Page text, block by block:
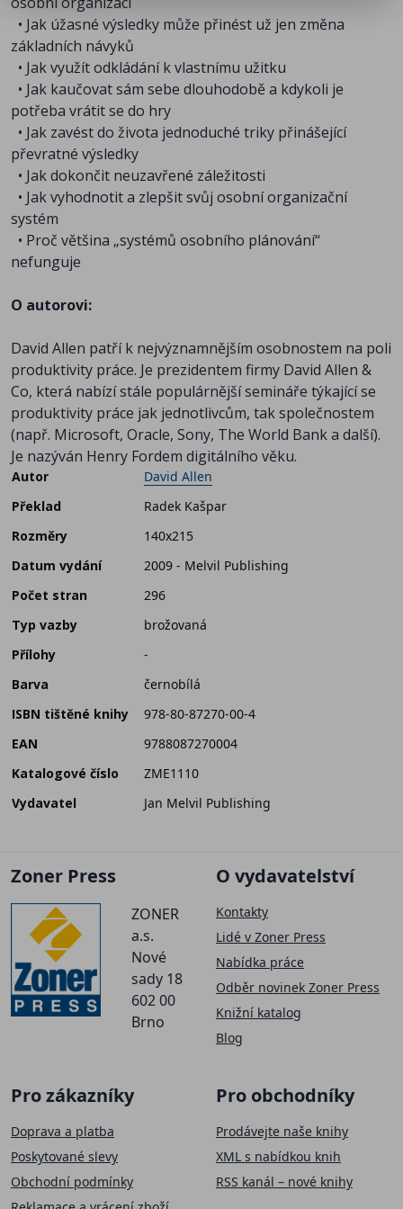
• Jak úžasné výsledky může přinést už jen změna
základních návyků
• Jak využít odkládání k vlastnímu užitku
• Jak kaučovat sám sebe dlouhodobě a kdykoli je
potřeba vrátit se do hry
• Jak zavést do života jednoduché triky přinášející
převratné výsledky
• Jak dokončit neuzavřené záležitosti
• Jak vyhodnotit a zlepšit svůj osobní organizační
systém
• Proč většina „systémů osobního plánování“
nefunguje
O autorovi:
David Allen patří k nejvýznamnějším osobnostem na poli
produktivity práce. Je prezidentem firmy David Allen &
Co, která nabízí stále populárnější semináře týkající se
produktivity práce jak jednotlivcům, tak společnostem
(např. Microsoft, Oracle, Sony, The World Bank a další).
Je nazýván Henry Fordem digitálního věku.
Autor
David Allen
Překlad
Radek Kašpar
Rozměry
140x215
Datum vydání
2009 - Melvil Publishing
Počet stran
296
Typ vazby
brožovaná
Přílohy
-
Barva
černobílá
ISBN tištěné knihy
978-80-87270-00-4
EAN
9788087270004
Katalogové číslo
ZME1110
Vydavatel
Jan Melvil Publishing
Zoner Press
ZONER
a.s.
Nové
sady 18
602 00
Brno
O vydavatelství
Kontakty
Lidé v Zoner Press
Nabídka práce
Odběr novinek Zoner Press
Knižní katalog
Blog
Pro zákazníky
Doprava a platba
Poskytované slevy
Obchodní podmínky
Pro obchodníky
Prodávejte naše knihy
XML s nabídkou knih
RSS kanál – nové knihy